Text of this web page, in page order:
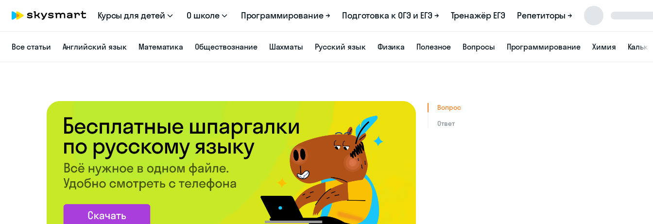
Курсы для детей О школе Программирование → Подготовка к ОГЭ и ЕГЭ → Тренажёр ЕГЭ Репетиторы →
Все статьи Английский язык Математика Обществознание Шахматы Русский язык Физика Полезное Вопросы Программирование Химия
Вопрос
Ответ